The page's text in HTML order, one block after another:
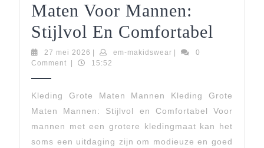
Maten Voor Mannen:
Stijlvol En Comfortabel
Grote
Maten
Voor
27 mei 2026 27
mei
em-makidswearem-
0
Comment
15:52
Kleding Grote Maten Mannen Kleding Grote
Maten Mannen: Stijlvol en Comfortabel Voor
mannen met een grotere kledingmaat kan het
soms een uitdaging zijn om modieuze en goed